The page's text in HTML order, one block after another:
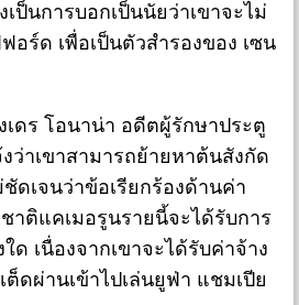
เป็นการบอกเป็นนัยว่าเขาจะไม่
ร์ด เพื่อเป็นตัวสำรองของ เซน
เดร โอนาน่า อดีตผู้รักษาประตู
ว่าเขาสามารถย้ายหาต้นสังกัด
ดเจนว่าข้อเรียกร้องด้านค่า
าติแคเมอรูนรายนี้จะได้รับการ
ด เนื่องจากเขาจะได้รับค่าจ้าง
ดผ่านเข้าไปเล่นยูฟ่า แชมเปีย